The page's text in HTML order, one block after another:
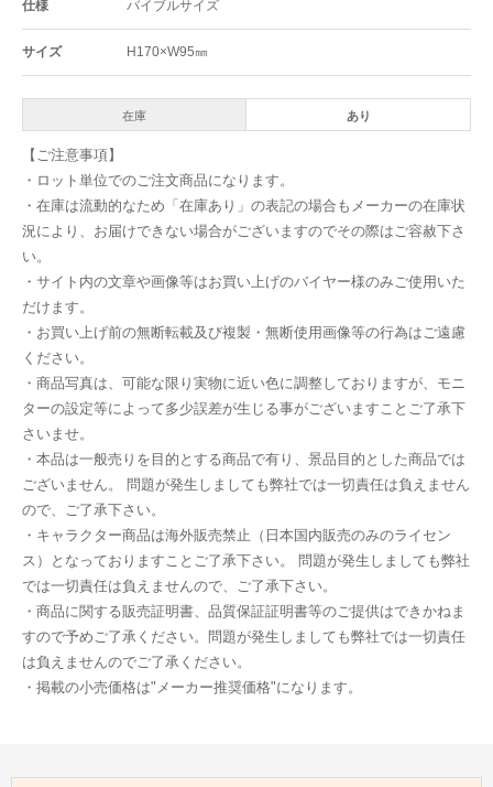
仕様 バイブルサイズ
サイズ H170×W95㎜
在庫 あり
【ご注意事項】
・ロット単位でのご注文商品になります。
・在庫は流動的なため「在庫あり」の表記の場合もメーカーの在庫状
況により、お届けできない場合がございますのでその際はご容赦下さ
い。
・サイト内の文章や画像等はお買い上げのバイヤー様のみご使用いた
だけます。
・お買い上げ前の無断転載及び複製・無断使用画像等の行為はご遠慮
ください。
・商品写真は、可能な限り実物に近い色に調整しておりますが、モニ
ターの設定等によって多少誤差が生じる事がございますことご了承下
さいませ。
・本品は一般売りを目的とする商品で有り、景品目的とした商品では
ございません。 問題が発生しましても弊社では一切責任は負えません
ので、ご了承下さい。
・キャラクター商品は海外販売禁止（日本国内販売のみのライセン
ス）となっておりますことご了承下さい。 問題が発生しましても弊社
では一切責任は負えませんので、ご了承下さい。
・商品に関する販売証明書、品質保証証明書等のご提供はできかねま
すので予めご了承ください。問題が発生しましても弊社では一切責任
は負えませんのでご了承ください。
・掲載の小売価格は"メーカー推奨価格"になります。